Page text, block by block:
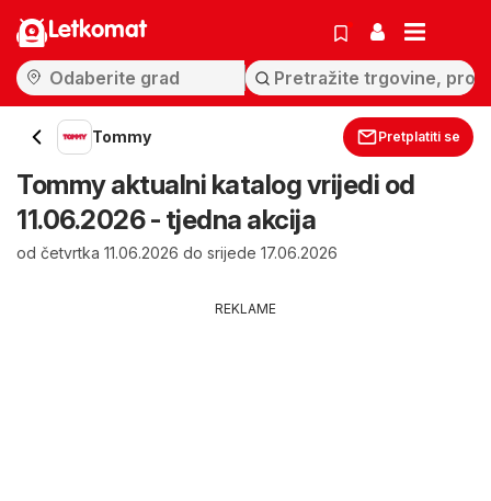
Letkomat
Tommy Pretplatiti se
Tommy aktualni katalog vrijedi od
11.06.2026 - tjedna akcija
od četvrtka 11.06.2026 do srijede 17.06.2026
REKLAME